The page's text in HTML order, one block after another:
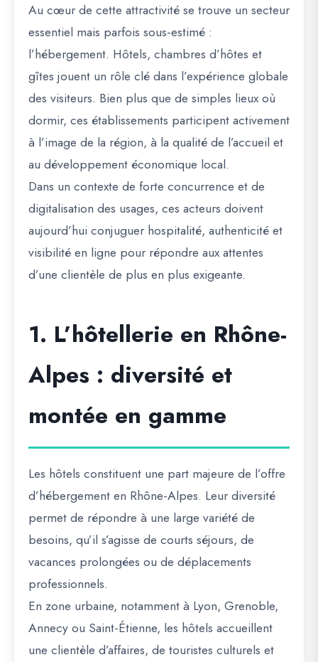
Au cœur de cette attractivité se trouve un secteur
essentiel mais parfois sous-estimé :
l’hébergement. Hôtels, chambres d’hôtes et
gîtes jouent un rôle clé dans l’expérience globale
des visiteurs. Bien plus que de simples lieux où
dormir, ces établissements participent activement
à l’image de la région, à la qualité de l’accueil et
au développement économique local.
Dans un contexte de forte concurrence et de
digitalisation des usages, ces acteurs doivent
aujourd’hui conjuguer hospitalité, authenticité et
visibilité en ligne pour répondre aux attentes
d’une clientèle de plus en plus exigeante.
1. L’hôtellerie en Rhône-
Alpes : diversité et
montée en gamme
Les hôtels constituent une part majeure de l’offre
d’hébergement en Rhône-Alpes. Leur diversité
permet de répondre à une large variété de
besoins, qu’il s’agisse de courts séjours, de
vacances prolongées ou de déplacements
professionnels.
En zone urbaine, notamment à Lyon, Grenoble,
Annecy ou Saint-Étienne, les hôtels accueillent
une clientèle d’affaires, de touristes culturels et